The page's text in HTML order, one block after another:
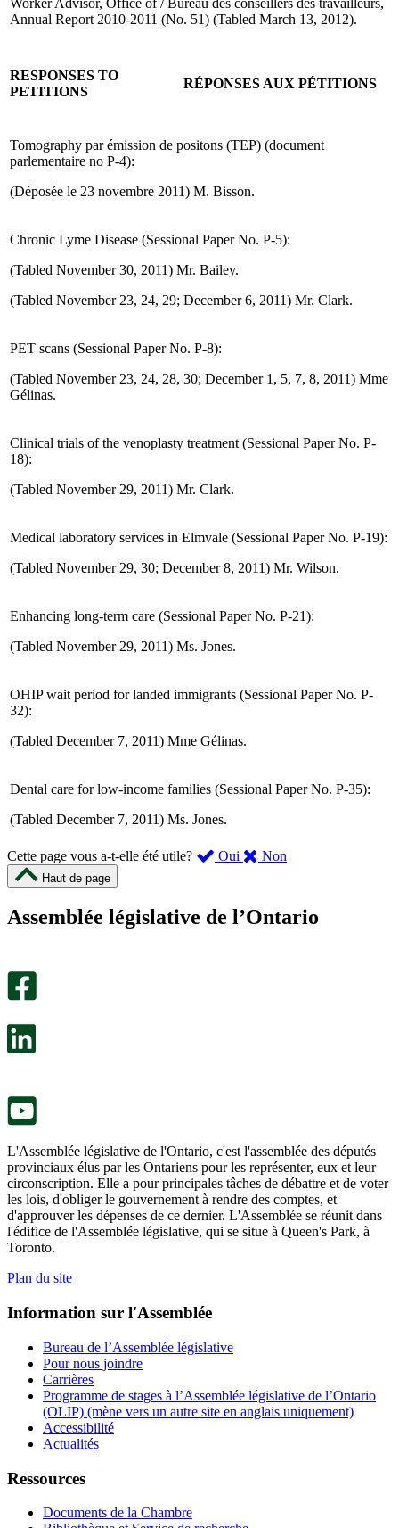
Annual Report 2010-2011 (No. 51) (Tabled March 13, 2012).
RESPONSES TO
PETITIONS
RÉPONSES AUX PÉTITIONS
Tomography par émission de positons (TEP) (document
parlementaire no P-4):
(Déposée le 23 novembre 2011) M. Bisson.
Chronic Lyme Disease (Sessional Paper No. P-5):
(Tabled November 30, 2011) Mr. Bailey.
(Tabled November 23, 24, 29; December 6, 2011) Mr. Clark.
PET scans (Sessional Paper No. P-8):
(Tabled November 23, 24, 28, 30; December 1, 5, 7, 8, 2011) Mme
Gélinas.
Clinical trials of the venoplasty treatment (Sessional Paper No. P-
18):
(Tabled November 29, 2011) Mr. Clark.
Medical laboratory services in Elmvale (Sessional Paper No. P-19):
(Tabled November 29, 30; December 8, 2011) Mr. Wilson.
Enhancing long-term care (Sessional Paper No. P-21):
(Tabled November 29, 2011) Ms. Jones.
OHIP wait period for landed immigrants (Sessional Paper No. P-
32):
(Tabled December 7, 2011) Mme Gélinas.
Dental care for low-income families (Sessional Paper No. P-35):
(Tabled December 7, 2011) Ms. Jones.
Cette page vous a-t-elle été utile? Oui ,
été
Non
m’a
Haut de page
Assemblée législative de l’Ontario
L'Assemblée législative de l'Ontario, c'est l'assemblée des députés
provinciaux élus par les Ontariens pour les représenter, eux et leur
circonscription. Elle a pour principales tâches de débattre et de voter
les lois, d'obliger le gouvernement à rendre des comptes, et
d'approuver les dépenses de ce dernier. L'Assemblée se réunit dans
l'édifice de l'Assemblée législative, qui se situe à Queen's Park, à
Toronto.
Plan du site
Information sur l'Assemblée
Bureau de l’Assemblée législative
Pour nous joindre
Carrières
Programme de stages à l’Assemblée législative de l’Ontario
(OLIP) (mène vers un autre site en anglais uniquement)
Accessibilité
Actualités
Ressources
Documents de la Chambre